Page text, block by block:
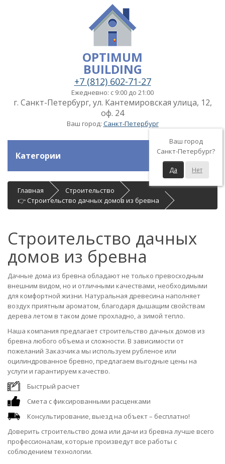
OPTIMUM
BUILDING
+7 (812) 602-71-27
Ежедневно: с 9:00 до 21:00
г. Санкт-Петербург, ул. Кантемировская улица, 12,
оф. 24
Ваш город: Санкт-Петербург
Ваш город
Санкт-Петербург?
Да Нет
Категории
Главная
Строительство
👉 Строительство дачных домов из бревна
Строительство дачных
домов из бревна
Дачные дома из бревна обладают не только превосходным
внешним видом, но и отличными качествами, необходимыми
для комфортной жизни. Натуральная древесина наполняет
воздух приятным ароматом, благодаря дышащим свойствам
дерева летом в таком доме прохладно, а зимой тепло.
Наша компания предлагает строительство дачных домов из
бревна любого объема и сложности. В зависимости от
пожеланий Заказчика мы используем рубленое или
оцилиндрованное бревно, предлагаем выгодные цены на
услуги и гарантируем качество.
Быстрый расчет
Смета с фиксированными расценками
Консультирование, выезд на объект – бесплатно!
Доверить строительство дома или дачи из бревна лучше всего
профессионалам, которые произведут все работы с
соблюдением технологии.